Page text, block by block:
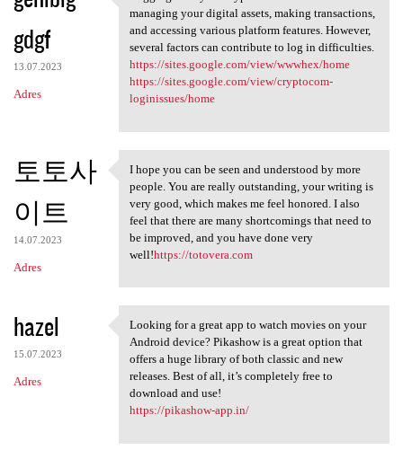
gdgf
13.07.2023
Adres
Logging in to your crypto
managing your digital assets, making transactions,
and accessing various platform features. However,
several factors can contribute to log in difficulties.
https://sites.google.com/view/wwwhex/home
https://sites.google.com/view/cryptocom-
loginissues/home
토토사
이트
14.07.2023
Adres
I hope you can be seen and
I hope you can be seen and understood by more
people. You are really outstanding, your writing is
very good, which makes me feel honored. I also
feel that there are many shortcomings that need to
be improved, and you have done very
well!https://totovera.com
hazel
15.07.2023
Adres
Looking for a great app to
Looking for a great app to watch movies on your
Android device? Pikashow is a great option that
offers a huge library of both classic and new
releases. Best of all, it’s completely free to
download and use!
https://pikashow-app.in/